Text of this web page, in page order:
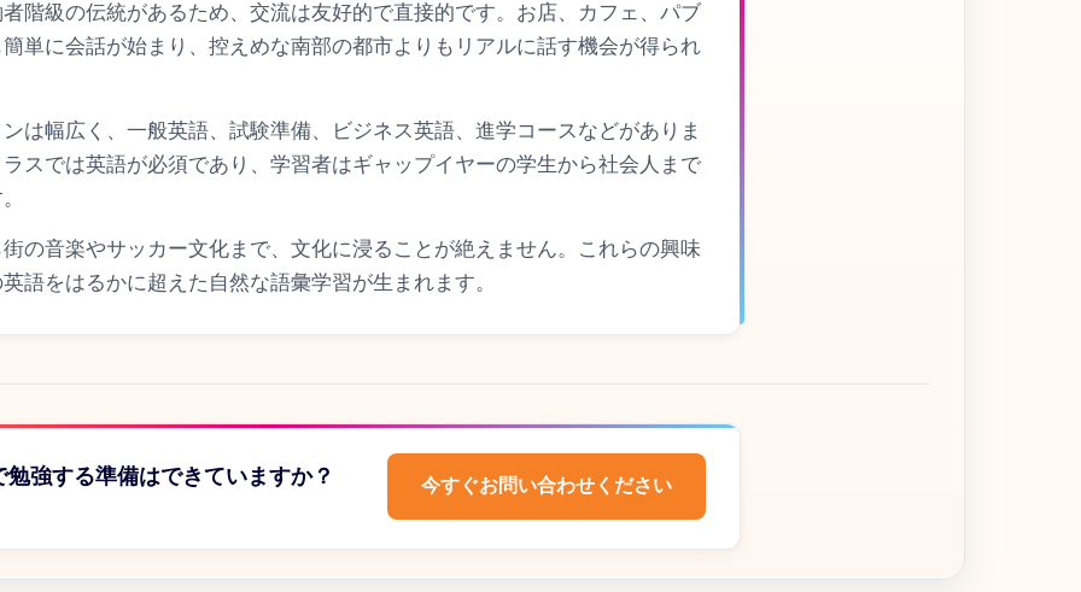
階級の伝統があるため、交流は友好的で直接的です。お店、カフェ、パブ
単に会話が始まり、控えめな南部の都市よりもリアルに話す機会が得られ
は幅広く、一般英語、試験準備、ビジネス英語、進学コースなどがありま
スでは英語が必須であり、学習者はギャップイヤーの学生から社会人まで
の音楽やサッカー文化まで、文化に浸ることが絶えません。これらの興味
語をはるかに超えた自然な語彙学習が生まれます。
強する準備はできていますか？ 今すぐお問い合わせください